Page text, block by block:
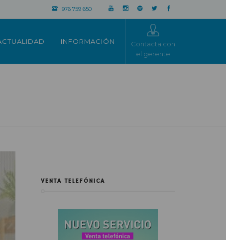
976 759 650
INFORMACIÓN
Contacta con
el gerente
VENTA TELEFÓNICA